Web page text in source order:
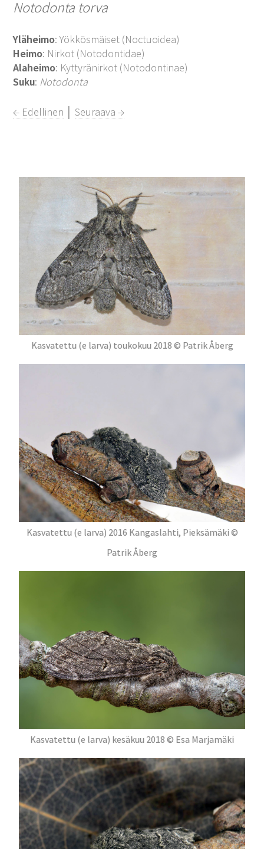
Notodonta torva
Yläheimo: Yökkösmäiset (Noctuoidea)
Heimo: Nirkot (Notodontidae)
Alaheimo: Kyttyränirkot (Notodontinae)
Suku: Notodonta
← Edellinen │Seuraava →
Kasvatettu (e larva) toukokuu 2018 © Patrik Åberg
Kasvatettu (e larva) 2016 Kangaslahti, Pieksämäki ©
Patrik Åberg
Kasvatettu (e larva) kesäkuu 2018 © Esa Marjamäki